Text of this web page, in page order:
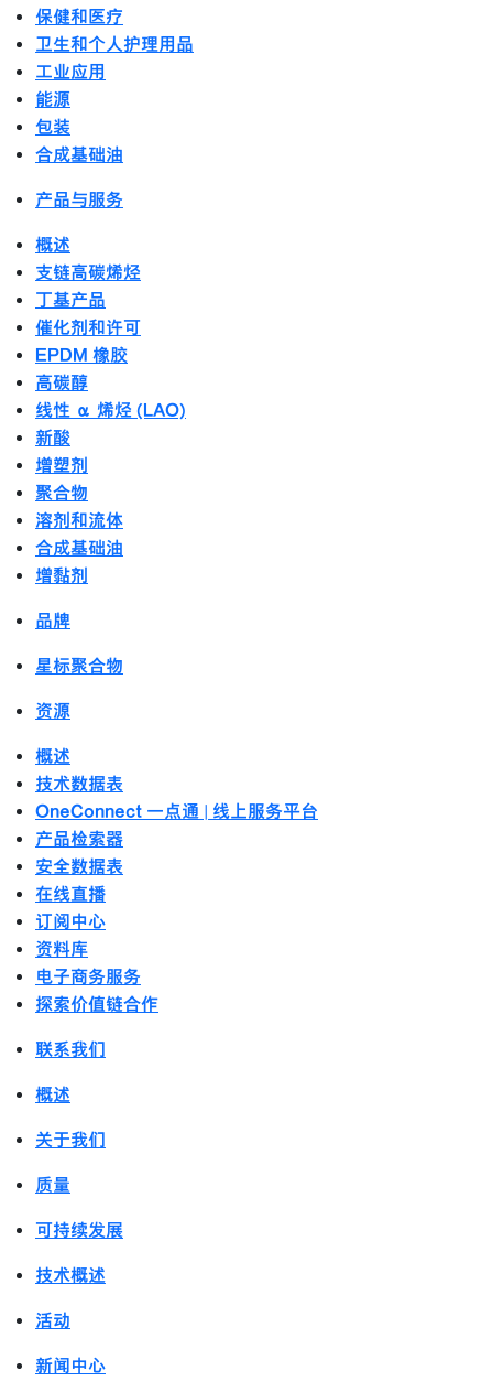
保健和医疗
卫生和个人护理用品
工业应用
能源
包装
合成基础油
产品与服务
概述
支链高碳烯烃
丁基产品
催化剂和许可
EPDM 橡胶
高碳醇
线性 α 烯烃 (LAO)
新酸
增塑剂
聚合物
溶剂和流体
合成基础油
增黏剂
品牌
星标聚合物
资源
概述
技术数据表
OneConnect 一点通 | 线上服务平台
产品检索器
安全数据表
在线直播
订阅中心
资料库
电子商务服务
探索价值链合作
联系我们
概述
关于我们
质量
可持续发展
技术概述
活动
新闻中心